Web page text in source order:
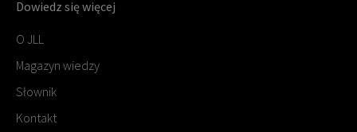
Dowiedz się więcej
O JLL
Magazyn wiedzy
Słownik
Kontakt